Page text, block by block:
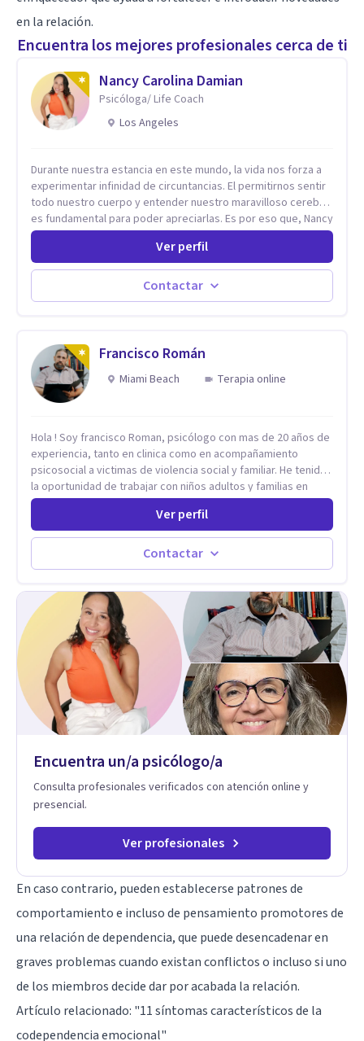
en la relación.
Encuentra los mejores profesionales cerca de ti
Nancy Carolina Damian
Psicóloga/ Life Coach
Los Angeles
Durante nuestra estancia en este mundo, la vida nos forza a
experimentar infinidad de circuntancias. El permitirnos sentir
todo nuestro cuerpo y entender nuestro maravilloso cerebro,
es fundamental para poder apreciarlas. Es por eso que, Nancy
Damian esta dispuesta a brindarte una mano amiga atravez de
herramientas fundamentales para crecer y fortalecer tu
mente, alma y SER. El cómo percibimos y manejamos
nuestros diarios sucesos es el detonator que nos lleva al
resultado de efectos impactantes que se nos quedaran
es derecho de toda la GENTE.
Ver perfil
Contactar
Francisco Román
Miami Beach Terapia online
Hola ! Soy francisco Roman, psicólogo con mas de 20 años de
experiencia, tanto en clinica como en acompañamiento
psicosocial a victimas de violencia social y familiar. He tenido
la oportunidad de trabajar con niños adultos y familias en
todos los espacios y esto me ha dado un una variedad de
aprendizajes que ahora pongo a tu disposicion. En la
actualidad puedo atenderte de manera presencial y/o virtual,
de lunes a sabado. el costo de cada sesión lo acordamos en
el primer contacto
Ver perfil
Contactar
Encuentra un/a psicólogo/a
Consulta profesionales verificados con atención online y
presencial.
Ver profesionales
En caso contrario, pueden establecerse patrones de
comportamiento e incluso de pensamiento promotores de
una relación de dependencia, que puede desencadenar en
graves problemas cuando existan conflictos o incluso si uno
de los miembros decide dar por acabada la relación.
Artículo relacionado: "11 síntomas característicos de la
codependencia emocional"